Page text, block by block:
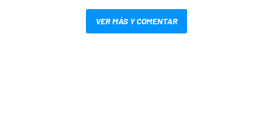
VER MÁS Y COMENTAR